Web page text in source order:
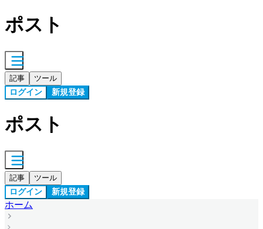
ポスト
記事 ツール
ログイン 新規登録
ポスト
記事 ツール
ログイン 新規登録
ホーム